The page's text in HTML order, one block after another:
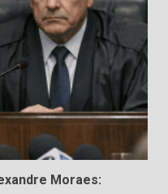
Moraes: